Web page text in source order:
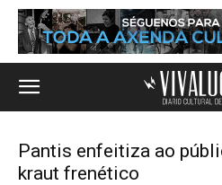
Pantis enfeitiza ao
kraut frenético